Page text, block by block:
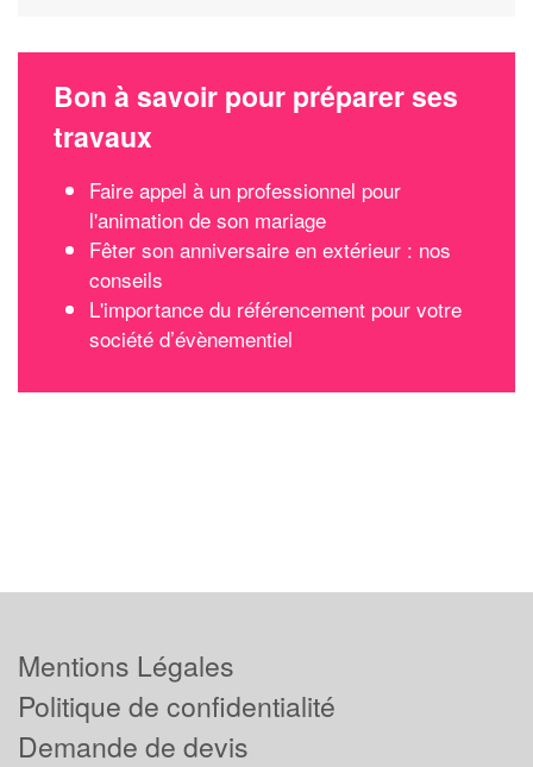
Bon à savoir pour préparer ses
travaux
Faire appel à un professionnel pour
l'animation de son mariage
Fêter son anniversaire en extérieur : nos
conseils
L'importance du référencement pour votre
société d’évènementiel
Mentions Légales
Politique de confidentialité
Demande de devis